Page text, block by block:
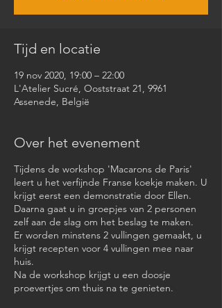
Tijd en locatie
19 nov 2020, 19:00 – 22:00
L'Atelier Sucré, Ooststraat 21, 9961
Assenede, België
Over het evenement
Tijdens de workshop 'Macarons de Paris'
leert u het verfijnde Franse koekje maken. U
krijgt eerst een demonstratie door Ellen.
Daarna gaat u in groepjes van 2 personen
zelf aan de slag om het beslag te maken.
Er worden minstens 2 vullingen gemaakt, u
krijgt recepten voor 4 vullingen mee naar
huis.
Na de workshop krijgt u een doosje
proevertjes om thuis na te genieten.